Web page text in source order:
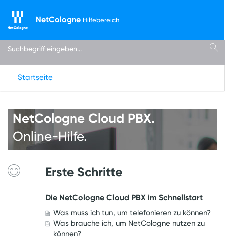
NetCologne Hilfebereich
Startseite
NetCologne Cloud PBX.
Online-Hilfe.
Erste Schritte
Die NetCologne Cloud PBX im Schnellstart
Was muss ich tun, um telefonieren zu können?
Was brauche ich, um NetCologne nutzen zu
können?